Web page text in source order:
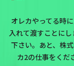
オレカやってる時
入れて渡すことに
下さい。あと、株
カ2の仕事をくだ